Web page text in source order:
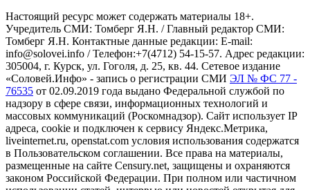
Настоящий ресурс может содержать материалы 18+.
Учредитель СМИ: Томберг Я.Н. / Главный редактор СМИ:
Томберг Я.Н. Контактные данные редакции: E-mail:
info@solovei.info / Телефон:+7(4712) 54-15-57. Адрес редакции:
305004, г. Курск, ул. Гоголя, д. 25, кв. 44. Сетевое издание
«Соловей.Инфо» - запись о регистрации СМИ ЭЛ № ФС 77 -
76535 от 02.09.2019 года выдано Федеральной службой по
надзору в сфере связи, информационных технологий и
массовых коммуникаций (Роскомнадзор). Сайт использует IP
адреса, cookie и подключен к сервису Яндекс.Метрика,
liveinternet.ru, openstat.com условия использования содержатся
в Пользовательском соглашении. Все права на материалы,
размещенные на сайте Censury.net, защищены и охраняются
законом Российской Федерации. При полном или частичном